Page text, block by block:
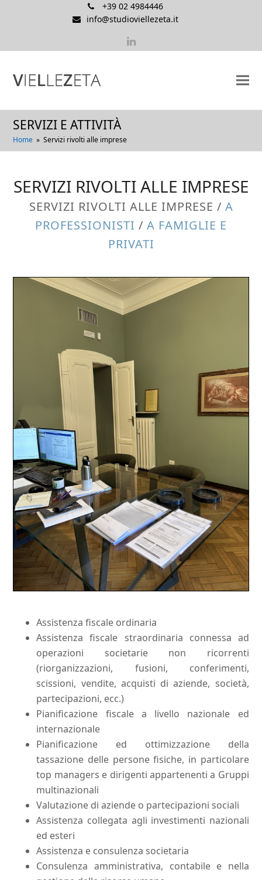
+39 02 4984446
info@studioviellezeta.it
LinkedIn
SERVIZI E ATTIVITÀ
Home » Servizi rivolti alle imprese
SERVIZI RIVOLTI ALLE IMPRESE
SERVIZI RIVOLTI ALLE IMPRESE / A
PROFESSIONISTI / A FAMIGLIE E
PRIVATI
Assistenza fiscale ordinaria
Assistenza fiscale straordinaria connessa ad
operazioni societarie non ricorrenti
(riorganizzazioni, fusioni, conferimenti,
scissioni, vendite, acquisti di aziende, società,
partecipazioni, ecc.)
Pianificazione fiscale a livello nazionale ed
internazionale
Pianificazione ed ottimizzazione della
tassazione delle persone fisiche, in particolare
top managers e dirigenti appartenenti a Gruppi
multinazionali
Valutazione di aziende o partecipazioni sociali
Assistenza collegata agli investimenti nazionali
ed esteri
Assistenza e consulenza societaria
Consulenza amministrativa, contabile e nella